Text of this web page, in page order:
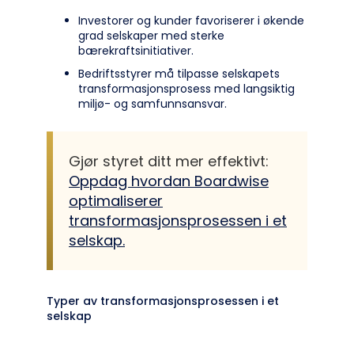
Investorer og kunder favoriserer i økende
grad selskaper med sterke
bærekraftsinitiativer.
Bedriftsstyrer må tilpasse selskapets
transformasjonsprosess med langsiktig
miljø- og samfunnsansvar.
Gjør styret ditt mer effektivt:
Oppdag hvordan Boardwise
optimaliserer
transformasjonsprosessen i et
selskap.
Typer av transformasjonsprosessen i et
selskap